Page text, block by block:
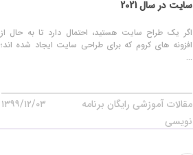
سایت در سال 2021
اگر یک طراح سایت هستید، احتمال دارد تا به حال از
افزونه های کروم که برای طراحی سایت ایجاد شده اند؛
...
مقالات آموزشی رایگان برنامه
نویسی
۱۳۹۹/۱۲/۰۳